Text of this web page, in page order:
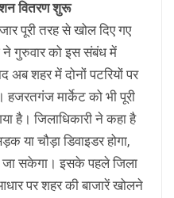
वितरण शुरू
पूरी तरह से खोल दिए गए
ने गुरुवार को इस संबंध में
अब शहर में दोनों पटरियों पर
मार्केट को भी पूरी
है। जिलाधिकारी ने कहा है
या चौड़ा डिवाइडर होगा,
जा सकेगा। इसके पहले जिला
पर शहर की बाजारें खोलने